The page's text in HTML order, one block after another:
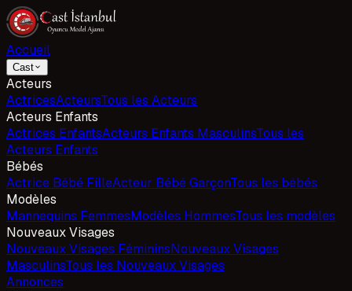
Accueil
Cast
Acteurs
ActricesActeursTous les Acteurs
Acteurs Enfants
Actrices EnfantsActeurs Enfants MasculinsTous les
Acteurs Enfants
Bébés
Actrice Bébé FilleActeur Bébé GarçonTous les bébés
Modèles
Mannequins FemmesModèles HommesTous les modèles
Nouveaux Visages
Nouveaux Visages FémininsNouveaux Visages
MasculinsTous les Nouveaux Visages
Annonces